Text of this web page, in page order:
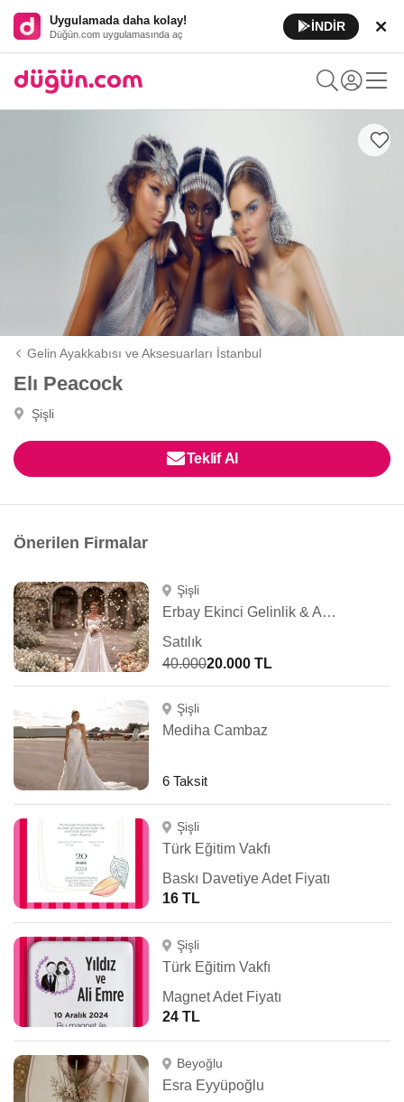
Uygulamada daha kolay!
Düğün.com uygulamasında aç
İNDİR
Gelin Ayakkabısı ve Aksesuarları İstanbul
Elı Peacock
Şişli
Teklif Al
Önerilen Firmalar
Şişli
Erbay Ekinci Gelinlik & Abiye
Satılık
40.00020.000 TL
Şişli
Mediha Cambaz
6 Taksit
Şişli
Türk Eğitim Vakfı
Baskı Davetiye Adet Fiyatı
16 TL
Şişli
Türk Eğitim Vakfı
Magnet Adet Fiyatı
24 TL
Beyoğlu
Esra Eyyüpoğlu